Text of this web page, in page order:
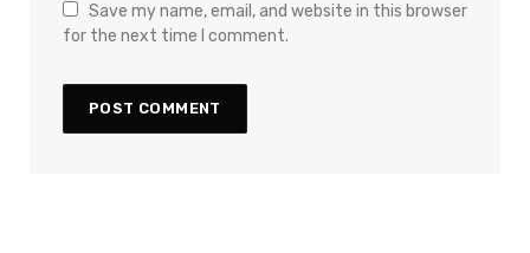
Save my name, email, and website in this browser
for the next time I comment.